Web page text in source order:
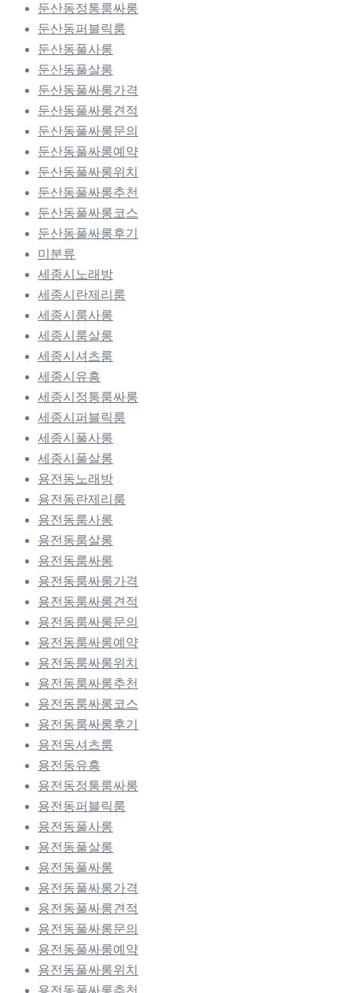
둔산동정통룸싸롱
둔산동퍼블릭룸
둔산동풀사롱
둔산동풀살롱
둔산동풀싸롱가격
둔산동풀싸롱견적
둔산동풀싸롱문의
둔산동풀싸롱예약
둔산동풀싸롱위치
둔산동풀싸롱추천
둔산동풀싸롱코스
둔산동풀싸롱후기
미분류
세종시노래방
세종시란제리룸
세종시룸사롱
세종시룸살롱
세종시셔츠룸
세종시유흥
세종시정통룸싸롱
세종시퍼블릭룸
세종시풀사롱
세종시풀살롱
용전동노래방
용전동란제리룸
용전동룸사롱
용전동룸살롱
용전동룸싸롱
용전동룸싸롱가격
용전동룸싸롱견적
용전동룸싸롱문의
용전동룸싸롱예약
용전동룸싸롱위치
용전동룸싸롱추천
용전동룸싸롱코스
용전동룸싸롱후기
용전동셔츠룸
용전동유흥
용전동정통룸싸롱
용전동퍼블릭룸
용전동풀사롱
용전동풀살롱
용전동풀싸롱
용전동풀싸롱가격
용전동풀싸롱견적
용전동풀싸롱문의
용전동풀싸롱예약
용전동풀싸롱위치
용전동풀싸롱추천